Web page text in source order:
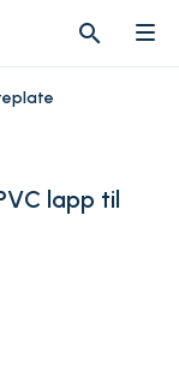
search
search
lapp til